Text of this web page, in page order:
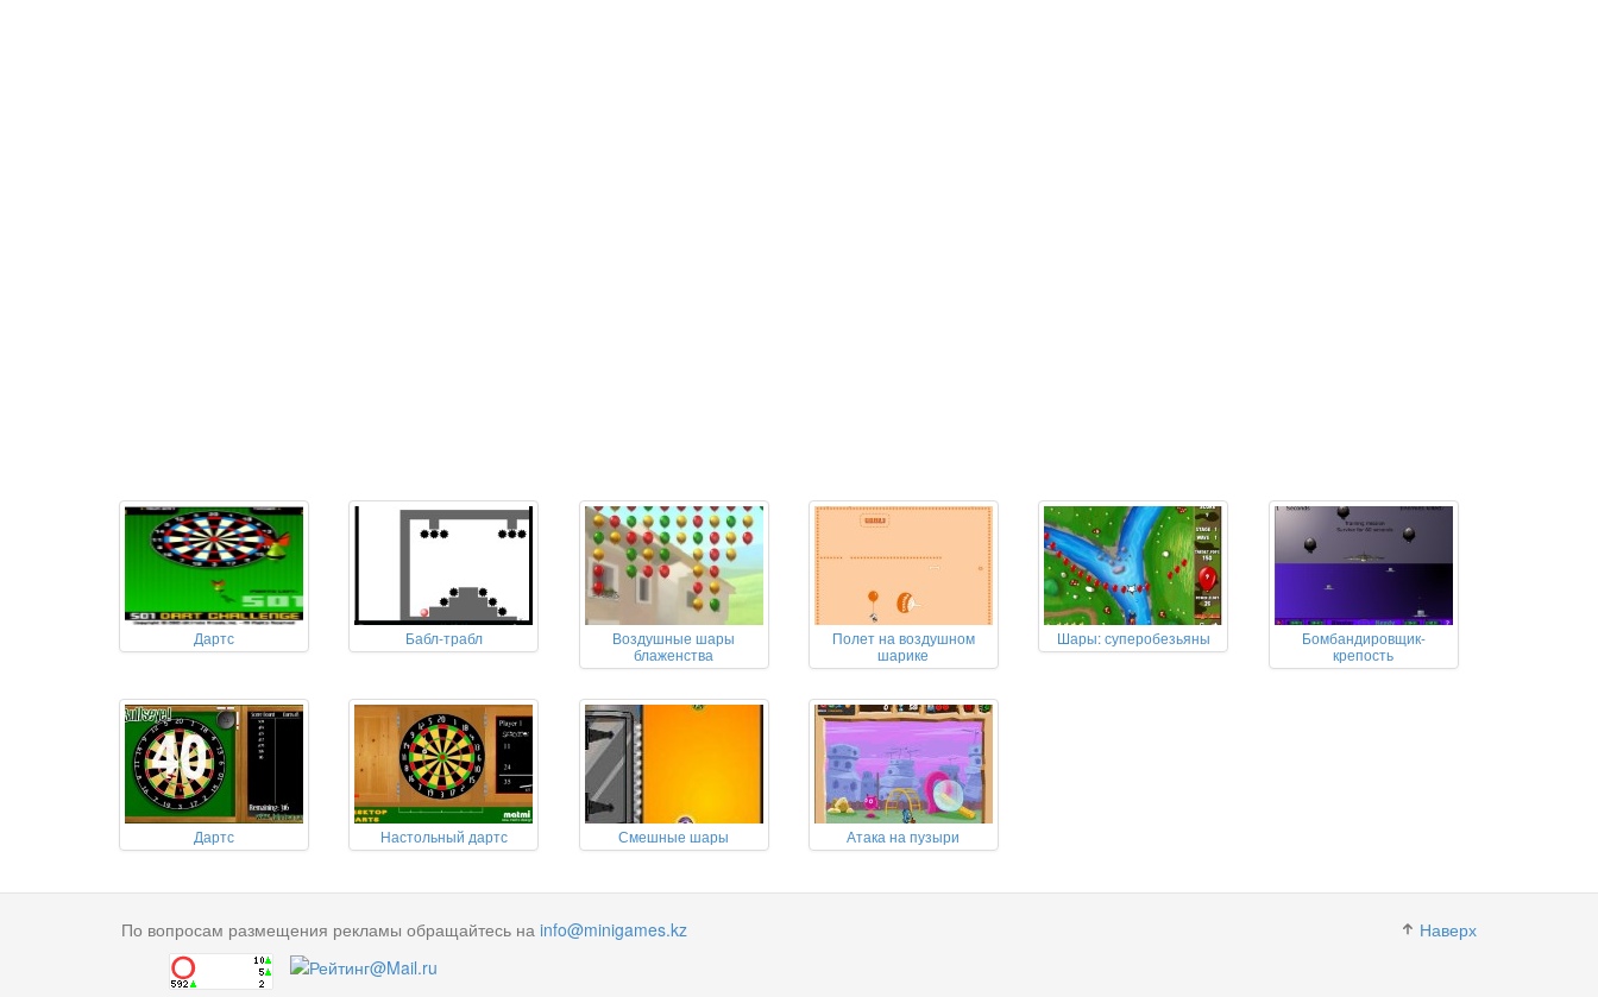
Дартс Бабл-трабл
Воздушные шары
блаженства
Полет на воздушном
шарике
Шары: суперобезьяны
Бомбандировщик-
крепость
Дартс Настольный дартс Смешные шары Атака на пузыри
Наверх
По вопросам размещения рекламы обращайтесь на info@minigames.kz